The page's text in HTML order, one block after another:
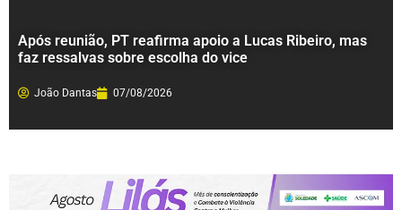
Após reunião, PT reafirma apoio a Lucas Ribeiro, mas
faz ressalvas sobre escolha do vice
João Dantas 07/08/2026